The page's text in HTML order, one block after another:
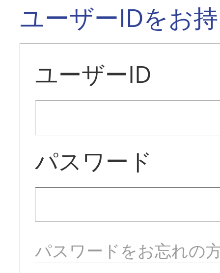
ユーザーIDをお
ユーザーID
パスワード
パスワードをお忘れの